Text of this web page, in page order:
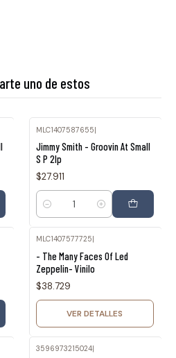
uno de estos
MLC1407587655|
Jimmy Smith - Groovin At Small
S P 2lp
$27.911
Cantidad
MLC1407577725
- The Many Faces Of Led
Zeppelin- Vinilo
$38.729
VER DETALLES
3596973215024|